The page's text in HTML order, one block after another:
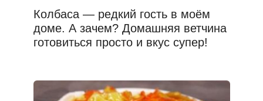
Колбаса — редкий гость в моём
доме. А зачем? Домашняя ветчина
готовиться просто и вкус супер!